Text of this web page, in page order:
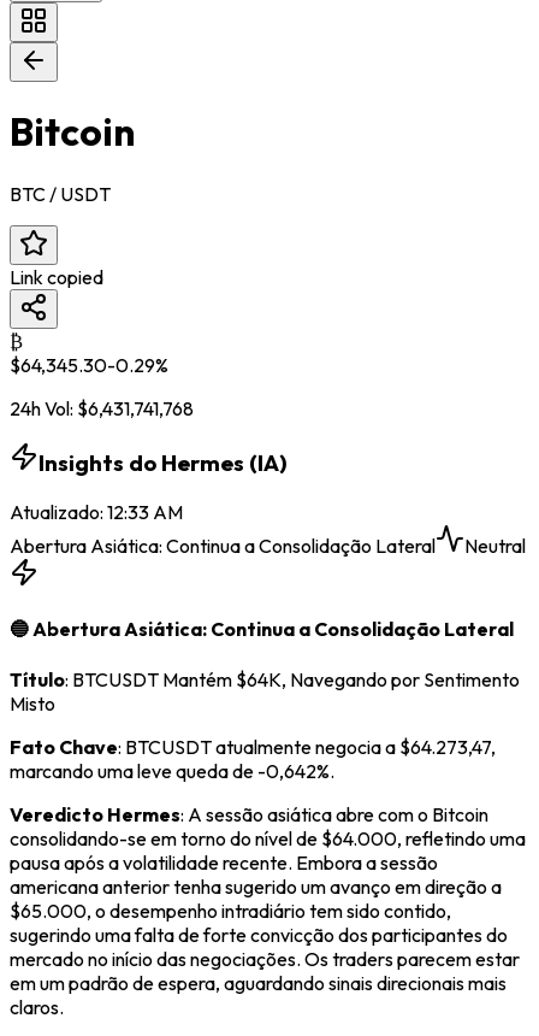
Bitcoin
BTC / USDT
Link copied
₿
$64,345.30-0.29%
24h Vol: $6,431,741,768
Insights do Hermes (IA)
Atualizado: 12:33 AM
Abertura Asiática: Continua a Consolidação Lateral
Neutral
🔵 Abertura Asiática: Continua a Consolidação Lateral
Título: BTCUSDT Mantém $64K, Navegando por Sentimento
Misto
Fato Chave: BTCUSDT atualmente negocia a $64.273,47,
marcando uma leve queda de -0,642%.
Veredicto Hermes: A sessão asiática abre com o Bitcoin
consolidando-se em torno do nível de $64.000, refletindo uma
pausa após a volatilidade recente. Embora a sessão
americana anterior tenha sugerido um avanço em direção a
$65.000, o desempenho intradiário tem sido contido,
sugerindo uma falta de forte convicção dos participantes do
mercado no início das negociações. Os traders parecem estar
em um padrão de espera, aguardando sinais direcionais mais
claros.